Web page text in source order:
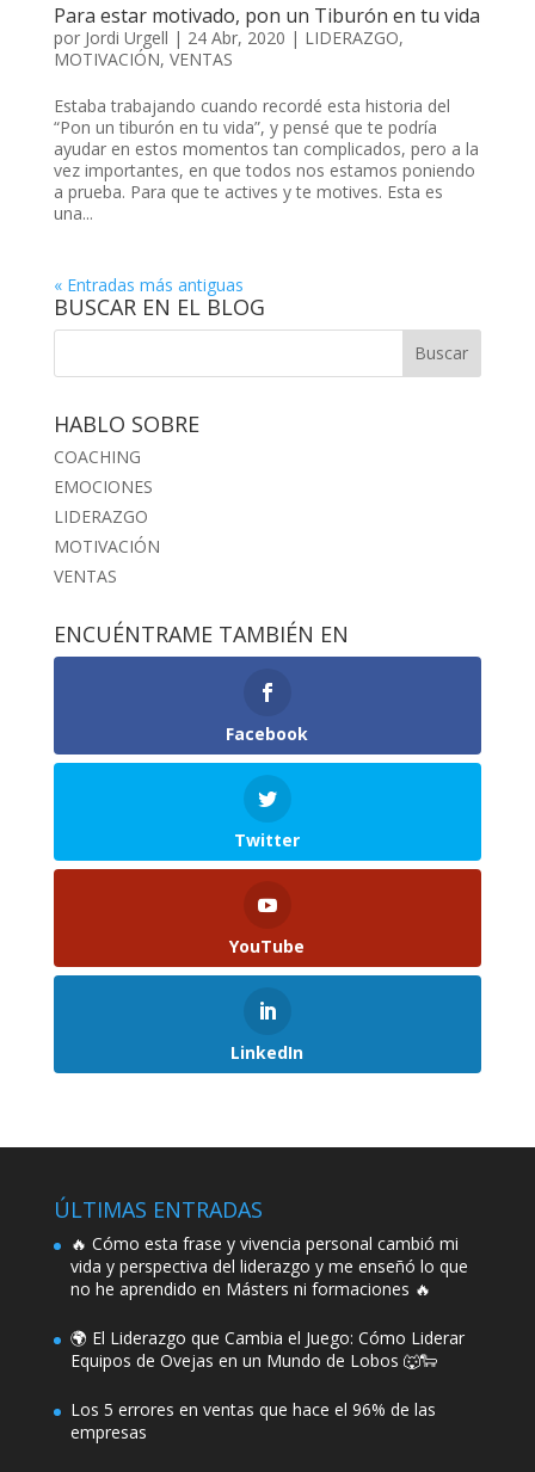
Para estar motivado, pon un Tiburón en tu vida
por Jordi Urgell | 24 Abr, 2020 | LIDERAZGO,
MOTIVACIÓN, VENTAS
Estaba trabajando cuando recordé esta historia del
“Pon un tiburón en tu vida”, y pensé que te podría
ayudar en estos momentos tan complicados, pero a la
vez importantes, en que todos nos estamos poniendo
a prueba. Para que te actives y te motives. Esta es
una...
« Entradas más antiguas
BUSCAR EN EL BLOG
HABLO SOBRE
COACHING
EMOCIONES
LIDERAZGO
MOTIVACIÓN
VENTAS
ENCUÉNTRAME TAMBIÉN EN
Facebook
Twitter
YouTube
LinkedIn
ÚLTIMAS ENTRADAS
🔥 Cómo esta frase y vivencia personal cambió mi
vida y perspectiva del liderazgo y me enseñó lo que
no he aprendido en Másters ni formaciones 🔥
🌍 El Liderazgo que Cambia el Juego: Cómo Liderar
Equipos de Ovejas en un Mundo de Lobos 🐺🐑
Los 5 errores en ventas que hace el 96% de las
empresas